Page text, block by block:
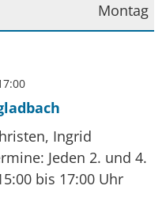
Montag
Ingrid
Jeden 2. und 4.
bis 17:00 Uhr